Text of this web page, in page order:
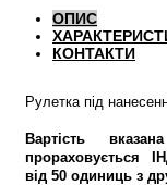
ОПИС
КОНТАКТИ
Рулетка під
Вартість
прораховується
від 50 одиниць з